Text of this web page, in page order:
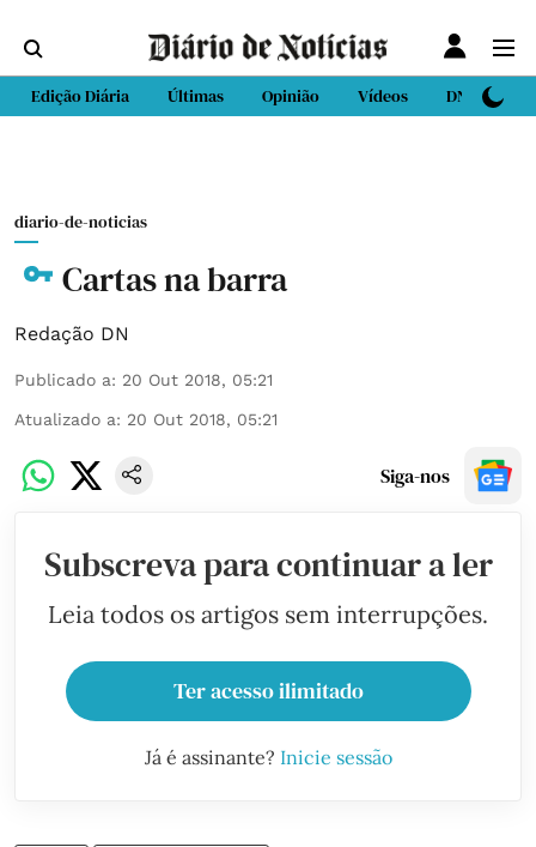
Edição Diária Últimas Opinião Vídeos DN Sport
diario-de-noticias
Cartas na barra
Redação DN
Publicado a: 20 Out 2018, 05:21
Atualizado a: 20 Out 2018, 05:21
Siga-nos
Subscreva para continuar a ler
Leia todos os artigos sem interrupções.
Ter acesso ilimitado
Já é assinante? Inicie sessão